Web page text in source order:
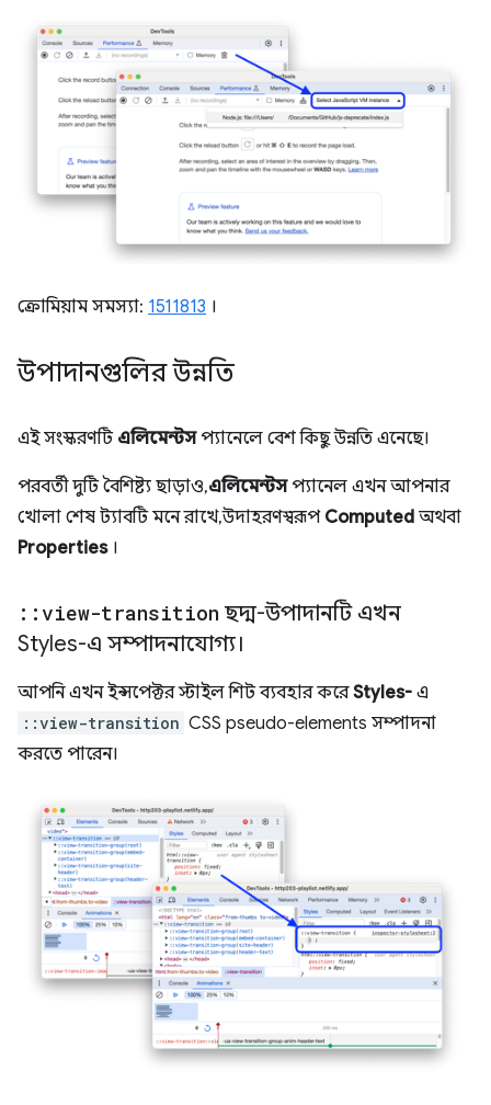
ক্রোমিয়াম সমস্যা: 1511813 ।
উপাদানগুলির উন্নতি
এই সংস্করণটি এলিমেন্টসপ্যানেলে বেশ কিছু উন্নতি এনেছে।
পরবর্তী দুটি বৈশিষ্ট্য ছাড়াও,এলিমেন্টসপ্যানেল এখন আপনার
খোলা শেষ ট্যাবটি মনে রাখে, উদাহরণস্বরূপ Computed অথবা
Properties।
:: view-transition ছদ্ম-উপাদানটি এখন
Styles-এ সম্পাদনাযোগ্য।
আপনি এখন ইন্সপেক্টর স্টাইল শিট ব্যবহার করেStyles- এ
::view-transition CSS pseudo-elements সম্পাদনা
করতে পারেন।